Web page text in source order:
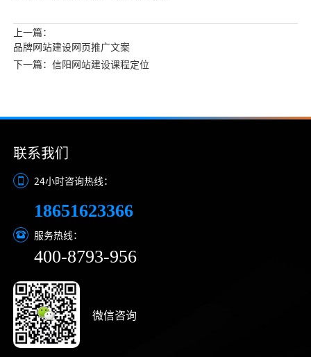
上一篇：
品牌网站建设网页推广文案
下一篇：信阳网站建设课程定位
联系我们
24小时咨询热线：
18651623366
服务热线：
400-8793-956
微信咨询